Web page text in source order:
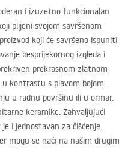
i izuzetno funkcionalan
plijeni svojom savršenom
koji će savršeno ispuniti
besprijekornog izgleda i
prekrasnom zlatnom
kontrastu s plavom bojom.
u radnu površinu ili u ormar.
keramike. Zahvaljujući
i jednostavan za čišćenje.
mogu se naći na našim drugim